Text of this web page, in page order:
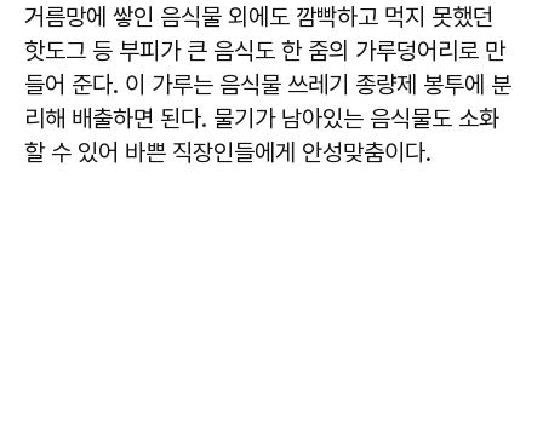
거름망에 쌓인 음식물 외에도 깜빡하고 먹지 못했던
핫도그 등 부피가 큰 음식도 한 줌의 가루덩어리로 만
들어 준다. 이 가루는 음식물 쓰레기 종량제 봉투에 분
리해 배출하면 된다. 물기가 남아있는 음식물도 소화
할 수 있어 바쁜 직장인들에게 안성맞춤이다.